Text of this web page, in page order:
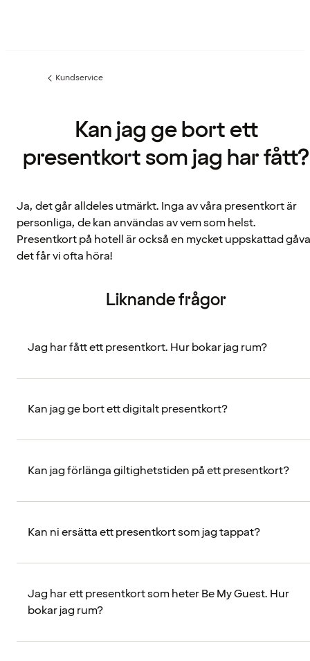
Föregående
Kundservice
Kan jag ge bort ett
presentkort som jag har fått?
Ja, det går alldeles utmärkt. Inga av våra presentkort är
personliga, de kan användas av vem som helst.
Presentkort på hotell är också en mycket uppskattad
det får vi ofta höra!
Liknande frågor
Jag har fått ett presentkort. Hur bokar jag rum?
Kan jag ge bort ett digitalt presentkort?
Kan jag förlänga giltighetstiden på ett presentkort?
Kan ni ersätta ett presentkort som jag tappat?
Jag har ett presentkort som heter Be My Guest. Hur
bokar jag rum?